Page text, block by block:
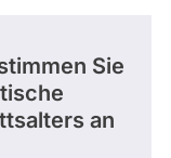
Sie
an